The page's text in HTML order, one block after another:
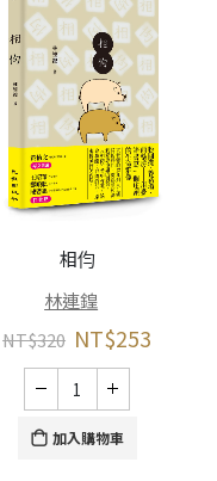
相伨
林連鍠
NT$320 NT$253
加入購物車